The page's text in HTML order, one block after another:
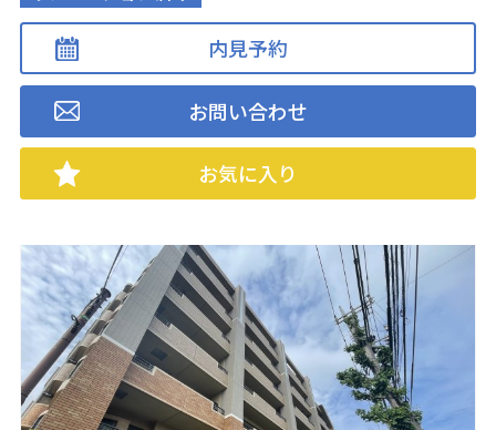
内見予約
お問い合わせ
お気に入り